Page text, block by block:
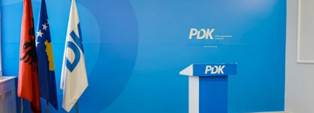
Pikëpamje
Art Jete
Kulturë